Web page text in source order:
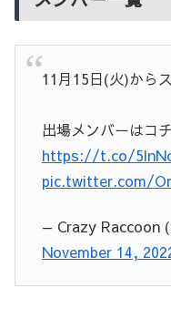
11月15日(火)から
出場メンバーはコ
https://t.co/
pic.twitter.com/
— Crazy Raccoon
November 14,